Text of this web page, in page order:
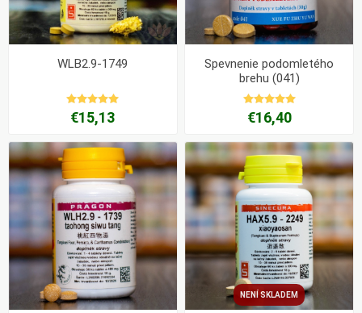
WLB2.9-1749
€15,13
Spevnenie podomletého
brehu (041)
€16,40
NENÍ SKLADEM